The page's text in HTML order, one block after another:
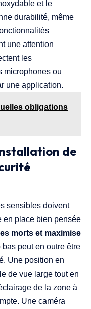
et le
durabilité, même
une attention
les
microphones ou
une application.
obligations
de
sensibles doivent
en place bien pensée
morts et maximise
peut en outre être
Une position en
de vue large tout en
de la zone à
Une caméra